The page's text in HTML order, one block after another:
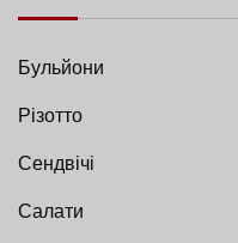
Бульйони
Різотто
Сендвічі
Салати